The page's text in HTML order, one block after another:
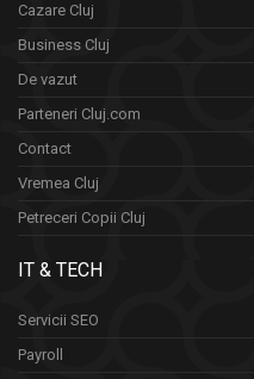
Cazare Cluj
Business Cluj
De vazut
Parteneri Cluj.com
Contact
Vremea Cluj
Petreceri Copii Cluj
IT & TECH
Servicii SEO
Payroll